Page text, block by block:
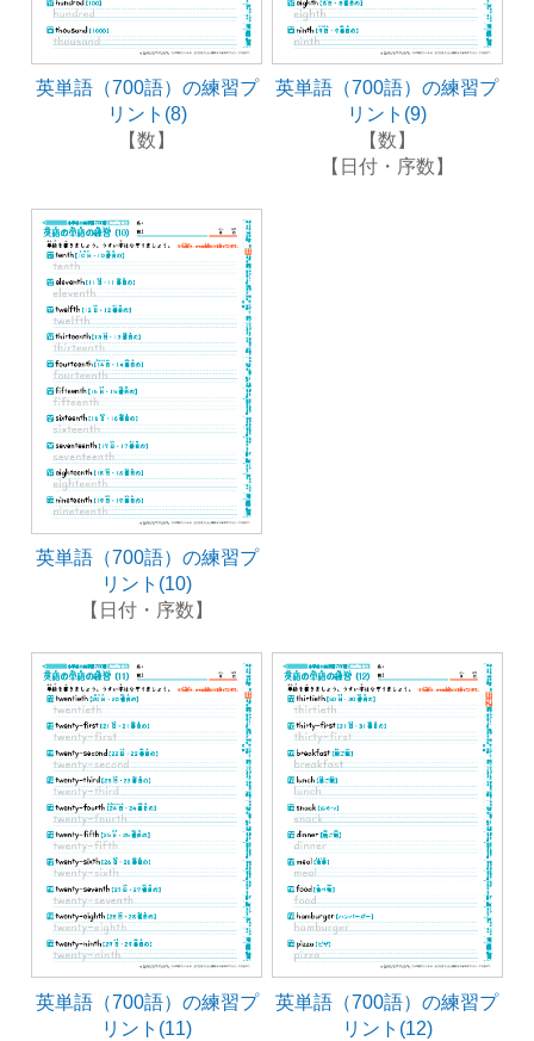
英単語（700語）の練習プ
リント(8)
【数】
英単語（700語）の練習プ
リント(9)
【数】
【日付・序数】
英単語（700語）の練習プ
リント(10)
【日付・序数】
英単語（700語）の練習プ
リント(11)
英単語（700語）の練習プ
リント(12)